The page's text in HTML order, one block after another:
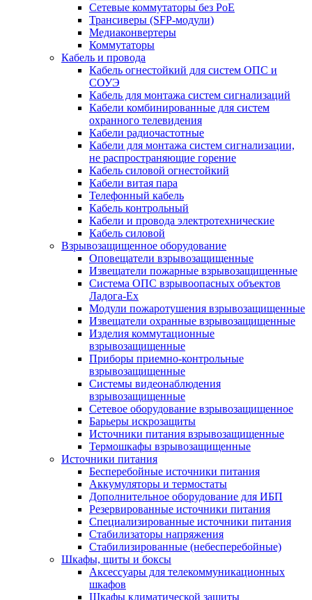
Сетевые коммутаторы без РоЕ
Трансиверы (SFP-модули)
Медиаконвертеры
Коммутаторы
Кабель и провода
Кабель огнестойкий для систем ОПС и
СОУЭ
Кабель для монтажа систем сигнализаций
Кабели комбинированные для систем
охранного телевидения
Кабели радиочастотные
Кабели для монтажа систем сигнализации,
не распространяющие горение
Кабель силовой огнестойкий
Кабели витая пара
Телефонный кабель
Кабель контрольный
Кабели и провода электротехнические
Кабель силовой
Взрывозащищенное оборудование
Оповещатели взрывозащищенные
Извещатели пожарные взрывозащищенные
Система ОПС взрывоопасных объектов
Ладога-Ex
Модули пожаротушения взрывозащищенные
Извещатели охранные взрывозащищенные
Изделия коммутационные
взрывозащищенные
Приборы приемно-контрольные
взрывозащищенные
Системы видеонаблюдения
взрывозащищенные
Сетевое оборудование взрывозащищенное
Барьеры искрозащиты
Источники питания взрывозащищенные
Термошкафы взрывозащищенные
Источники питания
Бесперебойные источники питания
Аккумуляторы и термостаты
Дополнительное оборудование для ИБП
Резервированные источники питания
Специализированные источники питания
Стабилизаторы напряжения
Стабилизированные (небесперебойные)
Шкафы, щиты и боксы
Аксессуары для телекоммуникационных
шкафов
Шкафы климатической защиты